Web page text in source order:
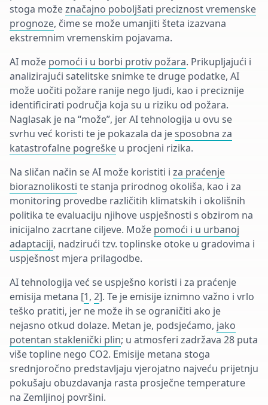
stoga možeznačajno poboljšati preciznost vremenske
prognoze, čime se može umanjiti šteta izazvana
ekstremnim vremenskim pojavama.
AI može pomoći i u borbi protiv požara. Prikupljajući i
analizirajući satelitske snimke te druge podatke, AI
može uočiti požare ranije nego ljudi, kao i preciznije
identificirati područja koja su u riziku od požara.
Naglasak je na “može”, jer AI tehnologija u ovu se
svrhu već koristi te je pokazala da jesposobna za
katastrofalne pogreške u procjeni rizika.
Na sličan način se AI može koristiti i za praćenje
bioraznolikosti te stanja prirodnog okoliša, kao i za
monitoring provedbe različitih klimatskih i okolišnih
politika te evaluaciju njihove uspješnosti s obzirom na
inicijalno zacrtane ciljeve. Može pomoći i u urbanoj
adaptaciji, nadzirući tzv. toplinske otoke u gradovima i
uspješnost mjera prilagodbe.
AI tehnologija već se uspješno koristi i za praćenje
emisija metana [1, 2]. Te je emisije iznimno važno i vrlo
teško pratiti, jer ne može ih se ograničiti ako je
nejasno otkud dolaze. Metan je, podsjećamo, jako
potentan staklenički plin; u atmosferi zadržava 28 puta
više topline nego CO2. Emisije metana stoga
srednjoročno predstavljaju vjerojatno najveću prijetnju
pokušaju obuzdavanja rasta prosječne temperature
na Zemljinoj površini.